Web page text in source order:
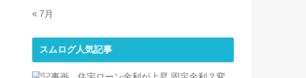
« 7月
スムログ人気記事